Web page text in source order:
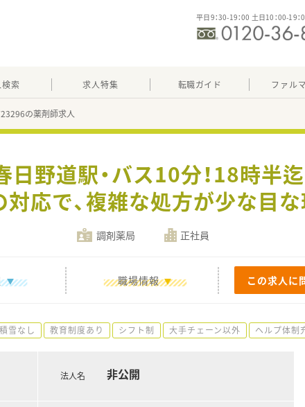
平日9：30-19：00 土日10：00-19
索 求人特集 転職ガイド ファル
の薬剤師求人
日野道駅・バス10分！18時半
応で、複雑な処方が少な目な
調剤薬局 正社員
職場情報 この求人に
積雪なし 教育制度あり シフト制 大手チェーン以外 ヘルプ体制
法人名 非公開